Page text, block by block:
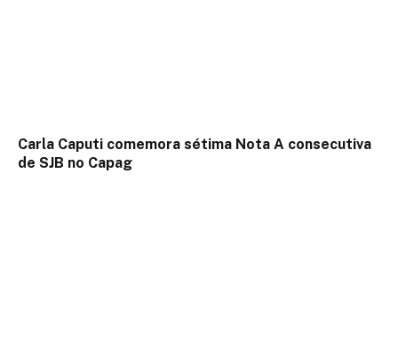
Carla Caputi comemora sétima Nota A consecutiva
de SJB no Capag